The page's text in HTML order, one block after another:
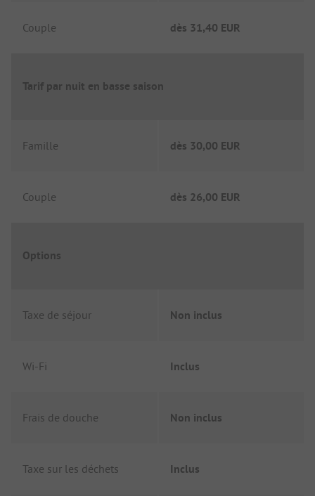
Couple dès 31,40 EUR
Tarif par nuit en basse saison
Famille dès 30,00 EUR
Couple dès 26,00 EUR
Options
Taxe de séjour Non inclus
Wi-Fi Inclus
Frais de douche Non inclus
Taxe sur les déchets Inclus